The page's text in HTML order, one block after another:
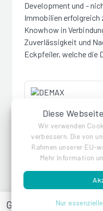
Diese
Wir verwenden
verbessern. Die von
Rahmen unserer
Mehr Information
Nur
Gschwandnergasse
Development und -
Immobilien erfolgreich
Knowhow in
Zuverlässigkeit und
Eckpfeiler, welche die
Referenzen